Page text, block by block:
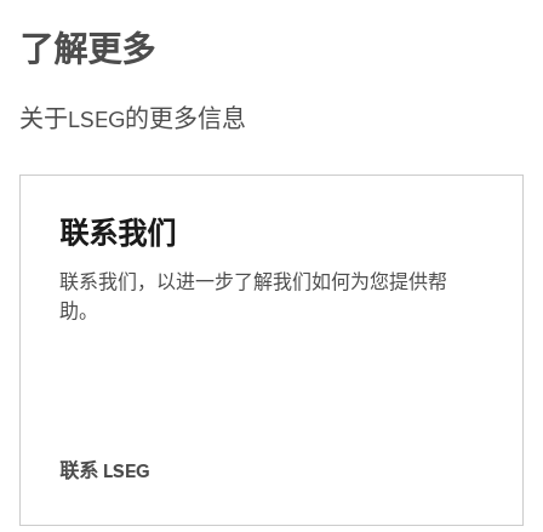
了解更多
关于LSEG的更多信息
联系我们
联系我们，以进一步了解我们如何为您提供帮
助。
联
联系 LSEG